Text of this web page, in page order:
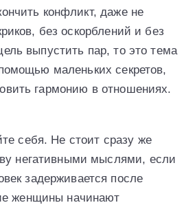
конфликт, даже не
без оскорблений и без
выпустить пар, то это тема
маленьких секретов,
гармонию в отношениях.
себя. Не стоит сразу же
негативными мыслями, если
задерживается после
женщины начинают